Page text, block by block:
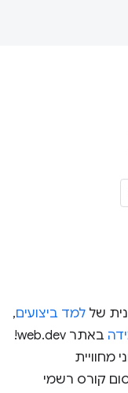
של למד ביצועים,
באתר web.dev!
מחוויית
קורס רשמי